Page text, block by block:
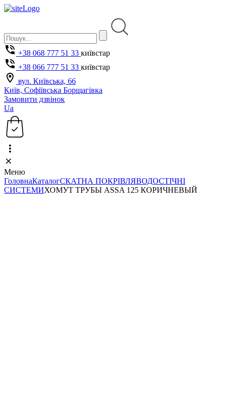
+38 068 777 51 33 київстар
+38 066 777 51 33 київстар
вул. Київська, 66
Київ, Софіївська Борщагівка
Замовити дзвінок
Ua
Меню
ГоловнаКаталогСКАТНА ПОКРІВЛЯВОДОСТІЧНІ
СИСТЕМИХОМУТ ТРУБЫ ASSA 125 КОРИЧНЕВЫЙ